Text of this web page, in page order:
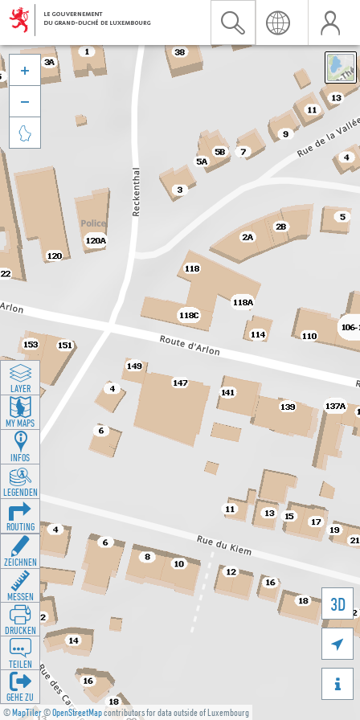
©MapTiler©OpenStreetMapcontributors for data outside of Luxembourg
3D





LAYER
MY MAPS
INFOS
LEGENDEN
ROUTING
ZEICHNEN
MESSEN
DRUCKEN
TEILEN
GEHE ZU